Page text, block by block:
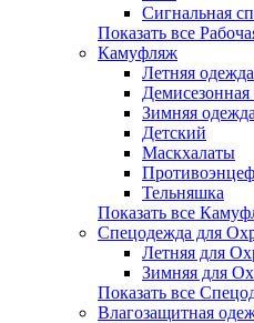
Сигнальная
Показать все
Камуфляж
Летняя одежда
Демисезонная
Зимняя одежда
Детский
Маскхалаты
Тельняшка
Показать все
Спецодежда для
Летняя для
Зимняя для
Показать все
Влагозащитная